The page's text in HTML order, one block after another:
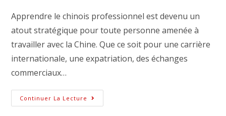
Apprendre le chinois professionnel est devenu un
atout stratégique pour toute personne amenée à
travailler avec la Chine. Que ce soit pour une carrière
internationale, une expatriation, des échanges
commerciaux…
Continuer La Lecture